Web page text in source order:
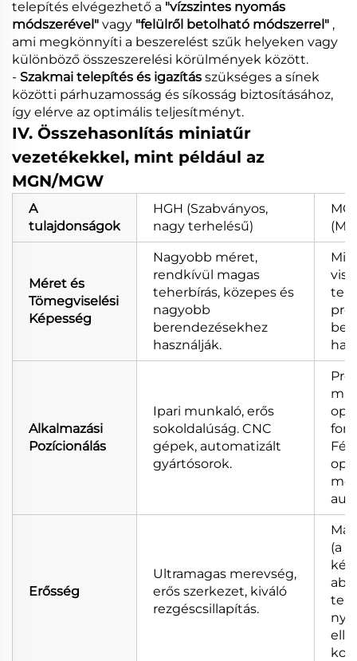
telepítés elvégezhető a "vízszintes nyomás
módszerével" vagy "felülről betolható módszerrel" ,
ami megkönnyíti a beszerelést szűk helyeken vagy
különböző összeszerelési körülmények között.
- Szakmai telepítés és igazítás szükséges a sínek
közötti párhuzamosság és síkosság biztosításához,
így elérve az optimális teljesítményt.
IV. Összehasonlítás miniatűr
vezetékekkel, mint például az
MGN/MGW
A
tulajdonságok
HGH (Szabványos,
nagy terhelésű)
Méret és
Tömegviselési
Képesség
Nagyobb méret,
rendkívül magas
teherbírás, közepes és
nagyobb
berendezésekhez
használják.
Alkalmazási
Pozícionálás
Ipari munkaló, erős
sokoldalúság. CNC
gépek, automatizált
gyártósorok.
Erősség
Ultramagas merevség,
erős szerkezet, kiváló
rezgéscsillapítás.
(a